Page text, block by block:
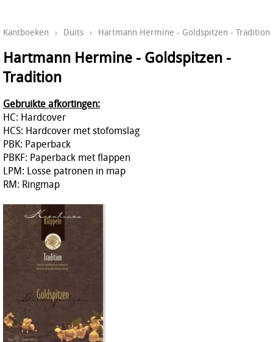
Kantboeken › Duits › Hartmann Hermine - Goldspitzen - Tradition
Hartmann Hermine - Goldspitzen -
Tradition
Gebruikte afkortingen:
HC: Hardcover
HCS: Hardcover met stofomslag
PBK: Paperback
PBKF: Paperback met flappen
LPM: Losse patronen in map
RM: Ringmap